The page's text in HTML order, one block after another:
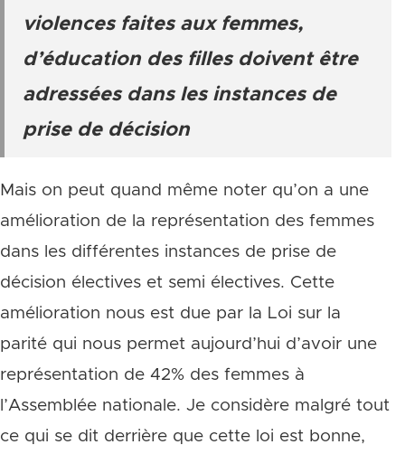
violences faites aux femmes,
d’éducation des filles doivent être
adressées dans les instances de
prise de décision
Mais on peut quand même noter qu’on a une
amélioration de la représentation des femmes
dans les différentes instances de prise de
décision électives et semi électives. Cette
amélioration nous est due par la Loi sur la
parité qui nous permet aujourd’hui d’avoir une
représentation de 42% des femmes à
l’Assemblée nationale. Je considère malgré tout
ce qui se dit derrière que cette loi est bonne,